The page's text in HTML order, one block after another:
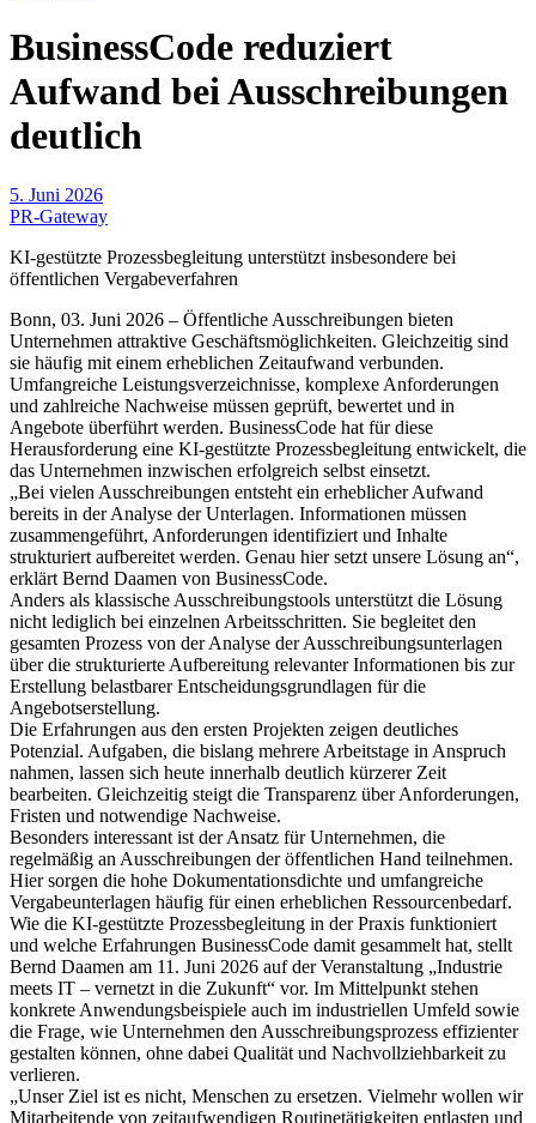
BusinessCode reduziert
Aufwand bei Ausschreibungen
deutlich
5. Juni 2026
PR-Gateway
KI-gestützte Prozessbegleitung unterstützt insbesondere bei
öffentlichen Vergabeverfahren
Bonn, 03. Juni 2026 – Öffentliche Ausschreibungen bieten
Unternehmen attraktive Geschäftsmöglichkeiten. Gleichzeitig sind
sie häufig mit einem erheblichen Zeitaufwand verbunden.
Umfangreiche Leistungsverzeichnisse, komplexe Anforderungen
und zahlreiche Nachweise müssen geprüft, bewertet und in
Angebote überführt werden. BusinessCode hat für diese
Herausforderung eine KI-gestützte Prozessbegleitung entwickelt, die
das Unternehmen inzwischen erfolgreich selbst einsetzt.
„Bei vielen Ausschreibungen entsteht ein erheblicher Aufwand
bereits in der Analyse der Unterlagen. Informationen müssen
zusammengeführt, Anforderungen identifiziert und Inhalte
strukturiert aufbereitet werden. Genau hier setzt unsere Lösung an“,
erklärt Bernd Daamen von BusinessCode.
Anders als klassische Ausschreibungstools unterstützt die Lösung
nicht lediglich bei einzelnen Arbeitsschritten. Sie begleitet den
gesamten Prozess von der Analyse der Ausschreibungsunterlagen
über die strukturierte Aufbereitung relevanter Informationen bis zur
Erstellung belastbarer Entscheidungsgrundlagen für die
Angebotserstellung.
Die Erfahrungen aus den ersten Projekten zeigen deutliches
Potenzial. Aufgaben, die bislang mehrere Arbeitstage in Anspruch
nahmen, lassen sich heute innerhalb deutlich kürzerer Zeit
bearbeiten. Gleichzeitig steigt die Transparenz über Anforderungen,
Fristen und notwendige Nachweise.
Besonders interessant ist der Ansatz für Unternehmen, die
regelmäßig an Ausschreibungen der öffentlichen Hand teilnehmen.
Hier sorgen die hohe Dokumentationsdichte und umfangreiche
Vergabeunterlagen häufig für einen erheblichen Ressourcenbedarf.
Wie die KI-gestützte Prozessbegleitung in der Praxis funktioniert
und welche Erfahrungen BusinessCode damit gesammelt hat, stellt
Bernd Daamen am 11. Juni 2026 auf der Veranstaltung „Industrie
meets IT – vernetzt in die Zukunft“ vor. Im Mittelpunkt stehen
konkrete Anwendungsbeispiele auch im industriellen Umfeld sowie
die Frage, wie Unternehmen den Ausschreibungsprozess effizienter
gestalten können, ohne dabei Qualität und Nachvollziehbarkeit zu
verlieren.
„Unser Ziel ist es nicht, Menschen zu ersetzen. Vielmehr wollen wir
Mitarbeitende von zeitaufwendigen Routinetätigkeiten entlasten und